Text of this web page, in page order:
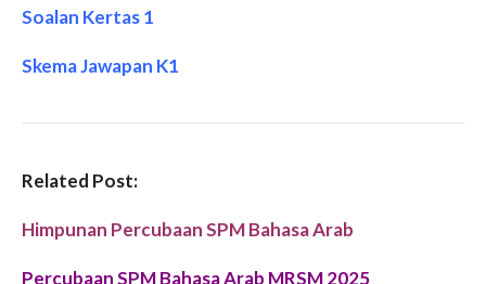
Soalan Kertas 1
Skema Jawapan K1
Related Post:
Himpunan Percubaan SPM Bahasa Arab
Percubaan SPM Bahasa Arab MRSM 2025